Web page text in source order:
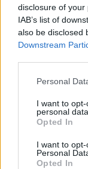
disclosure of
IAB’s list of
also be disclosed
Downstream
Please note that
not limited to
grant or deny
use your data for
consent section.
Personal
I want to
personal data.
Opted In
I want to
Personal
Opted In
Kövess
Facebookon
SOROZAT KLUB
FIKCIÓS SOROZAT